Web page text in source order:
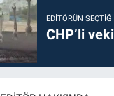
EDITÖRÜN SEÇTIĞI
CHP’li